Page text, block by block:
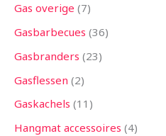
Gas overige 7
Gasbarbecues 36
Gasbranders 23
Gasflessen 2
Gaskachels 11
Hangmat accessoires 4